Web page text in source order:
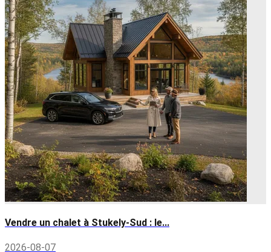
Vendre un chalet à Stukely-Sud : le...
2026-08-07